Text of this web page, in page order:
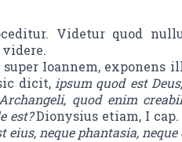
Videtur quod
videre.
super Ioannem, exponens
dicit, ipsum quod est
quod enim
est?Dionysius etiam, I cap.
eius, neque phantasia,